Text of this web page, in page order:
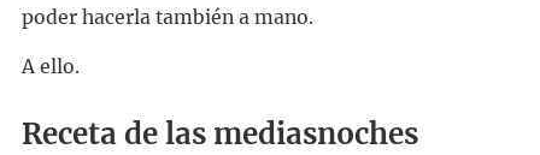
poder hacerla también a mano.
A ello.
Receta de las mediasnoches